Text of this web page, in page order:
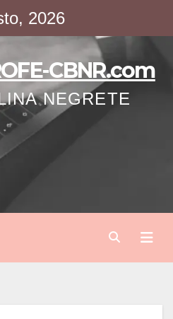
2026
CBNR.com
NEGRETE